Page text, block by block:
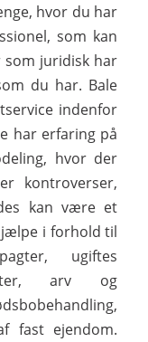
hvor du har
som kan
juridisk har
du har. Bale
indenfor
har erfaring på
hvor der
kontroverser,
kan være et
i forhold til
ugiftes
arv og
fast ejendom.